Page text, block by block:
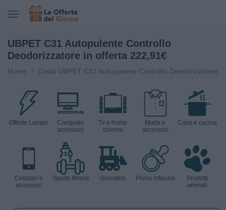
UBPET C31 Autopulente Controllo
Deodorizzatore in offerta 222,91€
Home Costo UBPET C31 Autopulente Controllo Deodorizzatore
Offerte Lampo
Computer
accessori
Tv e home
cinema
Moda e
accessori
Casa e cucina
Cellulari e
accessori
Sports fitness Giocattoli Prima infanzia
Prodotti
animali